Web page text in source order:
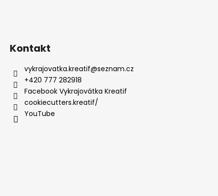
Kontakt
vykrajovatka.kreatif@seznam.cz
+420 777 282918
Facebook Vykrajovátka Kreatif
cookiecutters.kreatif/
YouTube